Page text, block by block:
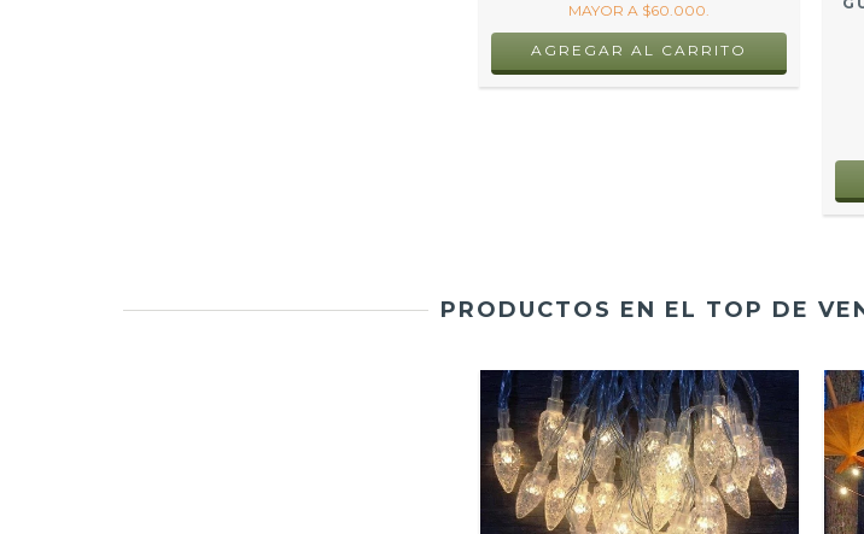
$866,23CON EFECTIVO Y COMPRA
MAYOR A $60.000.
AGREGAR AL CARRITO